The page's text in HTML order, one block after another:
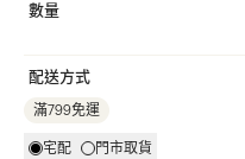
數量
配送方式
滿799免運
宅配 門市取貨